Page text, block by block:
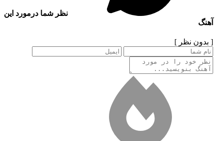
نظر شما درمورد این
آهنگ
[ بدون نظر ]